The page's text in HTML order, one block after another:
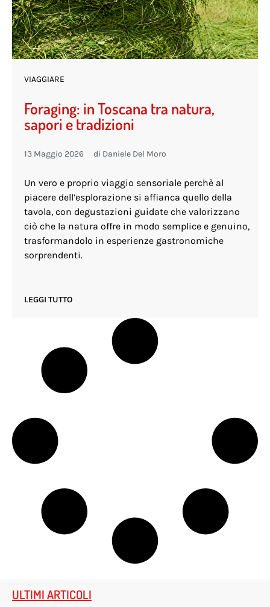
VIAGGIARE
Foraging: in Toscana tra natura,
sapori e tradizioni
13 Maggio 2026 di Daniele Del Moro
Un vero e proprio viaggio sensoriale perchè al
piacere dell’esplorazione si affianca quello della
tavola, con degustazioni guidate che valorizzano
ciò che la natura offre in modo semplice e genuino,
trasformandolo in esperienze gastronomiche
sorprendenti.
LEGGI TUTTO
ULTIMI ARTICOLI